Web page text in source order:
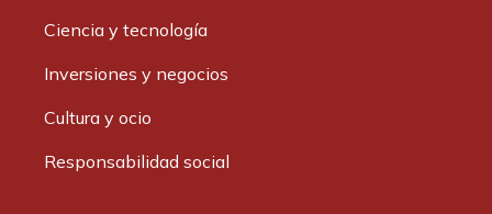
Ciencia y tecnología
Inversiones y negocios
Cultura y ocio
Responsabilidad social